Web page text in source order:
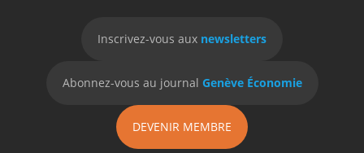
Inscrivez-vous aux newsletters
Abonnez-vous au journal Genève Économie
DEVENIR MEMBRE